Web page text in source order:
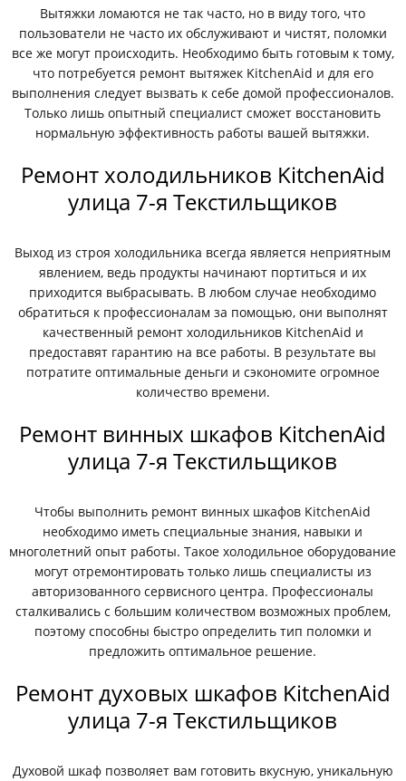
Вытяжки ломаются не так часто, но в виду того, что
пользователи не часто их обслуживают и чистят, поломки
все же могут происходить. Необходимо быть готовым к тому,
что потребуется ремонт вытяжек KitchenAid и для его
выполнения следует вызвать к себе домой профессионалов.
Только лишь опытный специалист сможет восстановить
нормальную эффективность работы вашей вытяжки.
Ремонт холодильников KitchenAid
улица 7-я Текстильщиков
Выход из строя холодильника всегда является неприятным
явлением, ведь продукты начинают портиться и их
приходится выбрасывать. В любом случае необходимо
обратиться к профессионалам за помощью, они выполнят
качественный ремонт холодильников KitchenAid и
предоставят гарантию на все работы. В результате вы
потратите оптимальные деньги и сэкономите огромное
количество времени.
Ремонт винных шкафов KitchenAid
улица 7-я Текстильщиков
Чтобы выполнить ремонт винных шкафов KitchenAid
необходимо иметь специальные знания, навыки и
многолетний опыт работы. Такое холодильное оборудование
могут отремонтировать только лишь специалисты из
авторизованного сервисного центра. Профессионалы
сталкивались с большим количеством возможных проблем,
поэтому способны быстро определить тип поломки и
предложить оптимальное решение.
Ремонт духовых шкафов KitchenAid
улица 7-я Текстильщиков
Духовой шкаф позволяет вам готовить вкусную, уникальную